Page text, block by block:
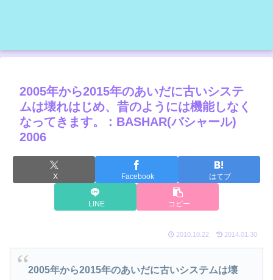
2005年から2015年のあいだに古いシステ
ムは壊れはじめ、昔のようには機能しなく
なってきます。 : BASHAR(バシャール)
2006
X Facebook はてブ
LINE コピー
2010.10.22 2014.01.30
2005年から2015年のあいだに古いシステムは壊